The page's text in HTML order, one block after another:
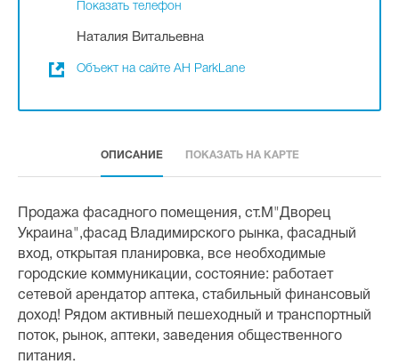
Показать телефон
Наталия Витальевна
Объект на сайте АН ParkLane
ОПИСАНИЕ ПОКАЗАТЬ НА КАРТЕ
Продажа фасадного помещения, ст.М"Дворец
Украина",фасад Владимирского рынка, фасадный
вход, открытая планировка, все необходимые
городские коммуникации, состояние: работает
сетевой арендатор аптека, стабильный финансовый
доход! Рядом активный пешеходный и транспортный
поток, рынок, аптеки, заведения общественного
питания.